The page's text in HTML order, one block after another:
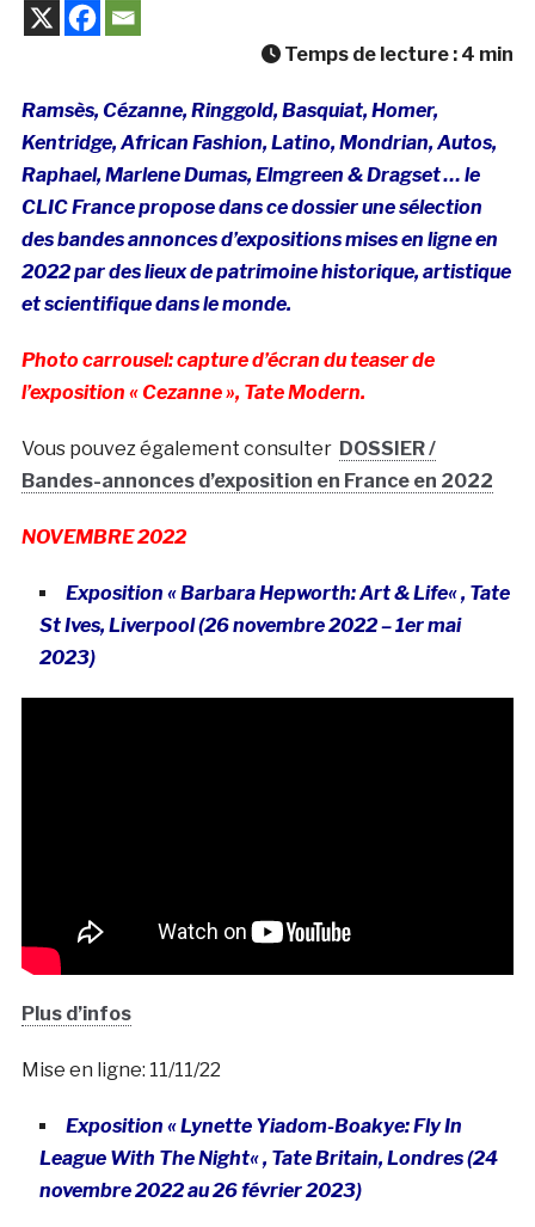
Temps de lecture : 4 min
Ramsès, Cézanne, Ringgold, Basquiat, Homer,
Kentridge, African Fashion, Latino, Mondrian, Autos,
Raphael, Marlene Dumas, Elmgreen & Dragset… le
CLIC France propose dans ce dossier une sélection
desbandes annoncesd’expositions mises en ligne en
2022 par des lieux de patrimoine historique, artistique
et scientifique dans le monde.
Photo carrousel: capture d’écran du teaser de
l’exposition « Cezanne », Tate Modern.
Vous pouvez également consulter DOSSIER /
Bandes-annonces d’exposition en France en 2022
NOVEMBRE 2022
Exposition « Barbara Hepworth: Art & Life« , Tate
St Ives, Liverpool (26 novembre 2022 – 1er mai
2023)
Plus d’infos
Mise en ligne: 11/11/22
Exposition «Lynette Yiadom-Boakye: Fly In
League With The Night« , Tate Britain, Londres (24
novembre 2022 au 26 février 2023)